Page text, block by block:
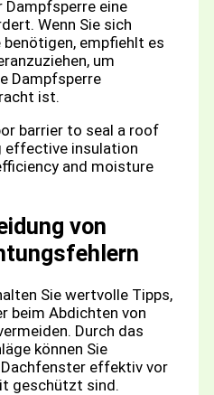
eine
Wenn Sie sich
empfiehlt es
um
Dampfsperre
ist.
von
Sie wertvolle Tipps,
beim Abdichten von
Durch das
können Sie
effektiv vor
geschützt sind.